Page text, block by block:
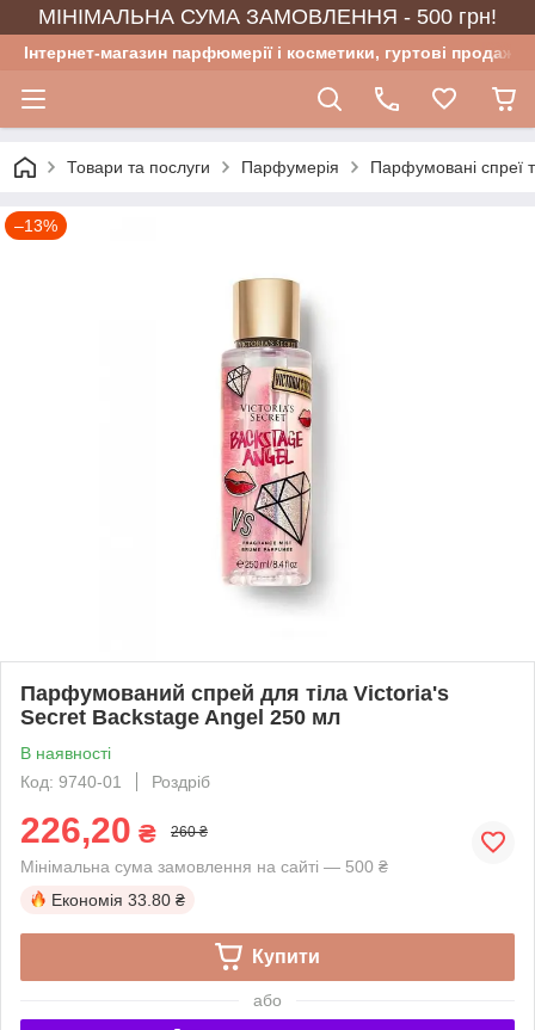
МІНІМАЛЬНА СУМА ЗАМОВЛЕННЯ - 500 грн!
Інтернет-магазин парфюмерії і косметики, гуртові продажі
Товари та послуги Парфумерія Парфумовані спреї
–13%
Парфумований спрей для тіла Victoria's
Secret Backstage Angel 250 мл
В наявності
Код: 9740-01
Роздріб
226,20 ₴ 260 ₴
Мінімальна сума замовлення на сайті — 500 ₴
Економія 33.80 ₴
Купити
або